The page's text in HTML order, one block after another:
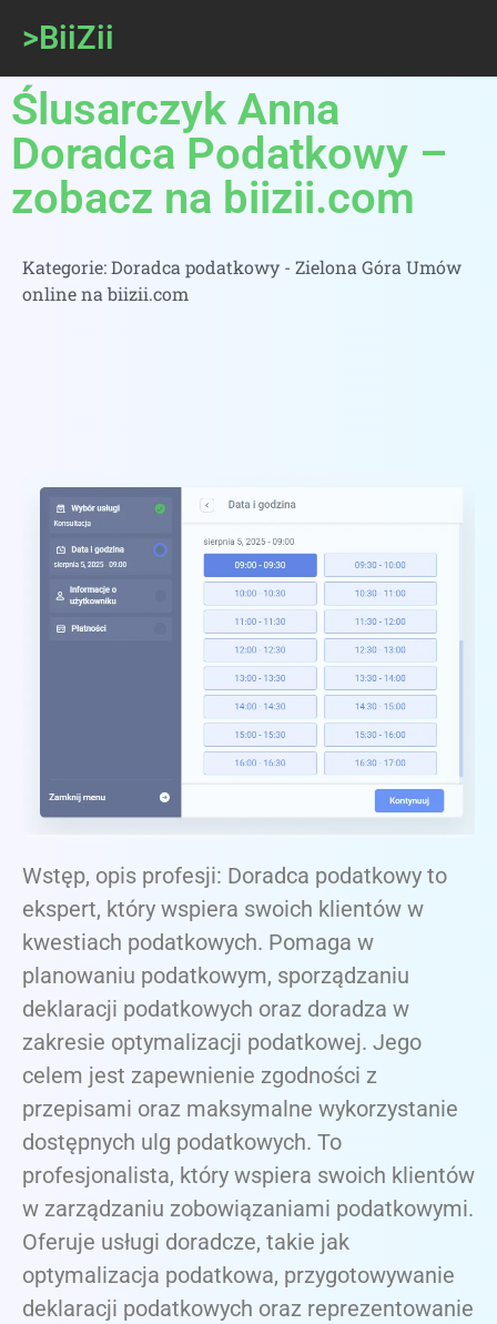
>BiiZii
Ślusarczyk Anna
Doradca Podatkowy –
zobacz na biizii.com
Kategorie:Doradca podatkowy - Zielona Góra Umów
online na biizii.com
Wstęp, opis profesji: Doradca podatkowy to
ekspert, który wspiera swoich klientów w
kwestiach podatkowych. Pomaga w
planowaniu podatkowym, sporządzaniu
deklaracji podatkowych oraz doradza w
zakresie optymalizacji podatkowej. Jego
celem jest zapewnienie zgodności z
przepisami oraz maksymalne wykorzystanie
dostępnych ulg podatkowych. To
profesjonalista, który wspiera swoich klientów
w zarządzaniu zobowiązaniami podatkowymi.
Oferuje usługi doradcze, takie jak
optymalizacja podatkowa, przygotowywanie
deklaracji podatkowych oraz reprezentowanie